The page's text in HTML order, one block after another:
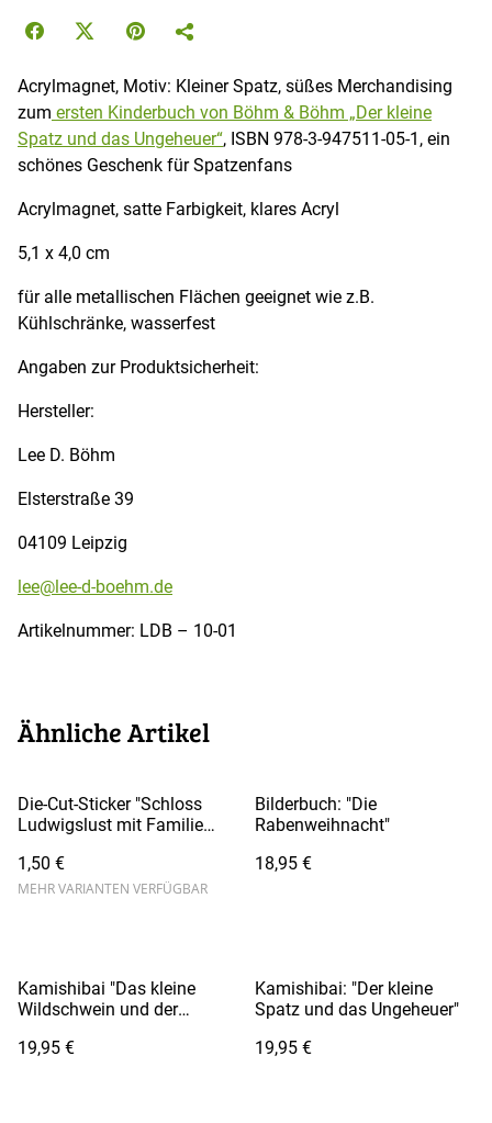
Acrylmagnet, Motiv: Kleiner Spatz, süßes Merchandising
zum ersten Kinderbuch von Böhm & Böhm „Der kleine
Spatz und das Ungeheuer“, ISBN 978-3-947511-05-1, ein
schönes Geschenk für Spatzenfans
Acrylmagnet, satte Farbigkeit, klares Acryl
5,1 x 4,0 cm
für alle metallischen Flächen geeignet wie z.B.
Kühlschränke, wasserfest
Angaben zur Produktsicherheit:
Hersteller:
Lee D. Böhm
Elsterstraße 39
04109 Leipzig
lee@lee-d-boehm.de
Artikelnummer: LDB – 10-01
Ähnliche Artikel
Die-Cut-Sticker "Schloss
Ludwigslust mit Familie
1,50 €
MEHR VARIANTEN VERFÜGBAR
Bilderbuch: "Die
Rabenweihnacht"
18,95 €
Kamishibai "Das kleine
Wildschwein und der
19,95 €
Kamishibai: "Der kleine
Spatz und das Ungeheuer"
19,95 €